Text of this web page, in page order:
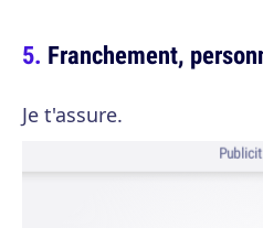
Franchement,
Je t'assure.